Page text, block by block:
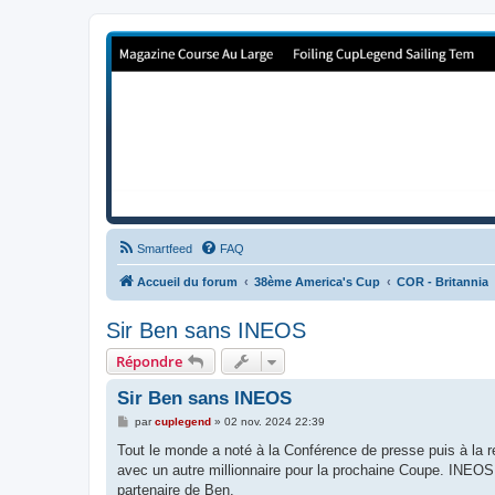
Forum de Cup In Europe
Smartfeed FAQ
Accueil du forum 38ème America's Cup COR - Britannia
Sir Ben sans INEOS
Répondre
Sir Ben sans INEOS
M
s
a
g
parcuplegend » 02 nov. 2024 22:39
Tout le monde a noté à la Conférence de presse puis à la
avec un autre millionnaire pour la prochaine Coupe.
partenaire de Ben.